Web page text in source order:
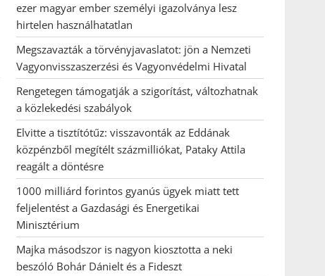
ezer magyar ember személyi igazolványa lesz
hirtelen használhatatlan
Megszavazták a törvényjavaslatot: jön a Nemzeti
Vagyonvisszaszerzési és Vagyonvédelmi Hivatal
Rengetegen támogatják a szigorítást, változhatnak
a közlekedési szabályok
Elvitte a tisztítótűz: visszavonták az Eddának
közpénzből megítélt százmilliókat, Pataky Attila
reagált a döntésre
1000 milliárd forintos gyanús ügyek miatt tett
feljelentést a Gazdasági és Energetikai
Minisztérium
Majka másodszor is nagyon kiosztotta a neki
beszóló Bohár Dánielt és a Fideszt